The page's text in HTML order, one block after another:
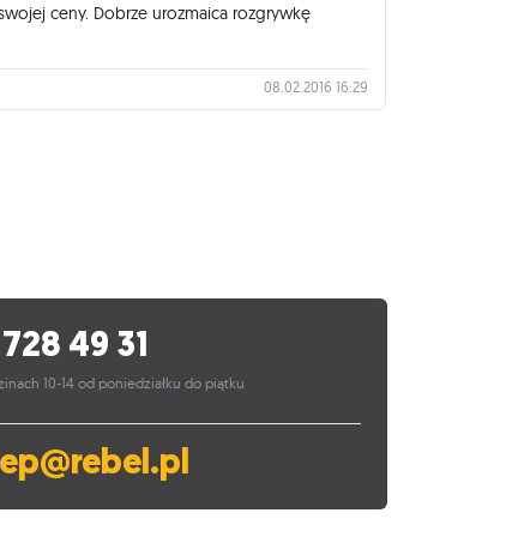
ceny. Dobrze urozmaica rozgrywkę
08.02.2016 16:29
49 31
10-14 od poniedziałku do piątku